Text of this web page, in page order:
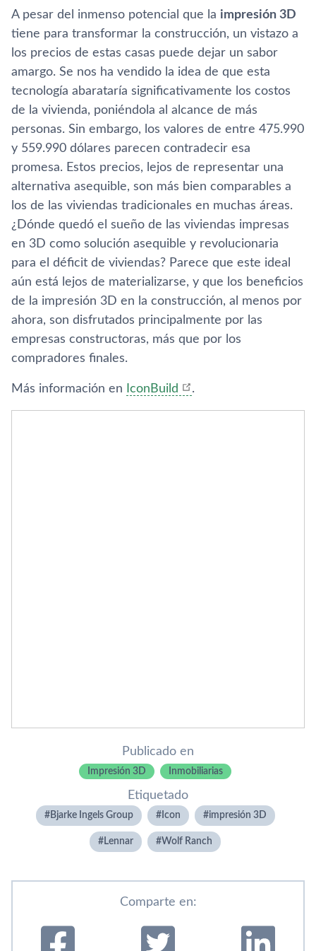
A pesar del inmenso potencial que la impresión 3D
tiene para transformar la construcción, un vistazo a
los precios de estas casas puede dejar un sabor
amargo. Se nos ha vendido la idea de que esta
tecnología abarataría significativamente los costos
de la vivienda, poniéndola al alcance de más
personas. Sin embargo, los valores de entre 475.990
y 559.990 dólares parecen contradecir esa
promesa. Estos precios, lejos de representar una
alternativa asequible, son más bien comparables a
los de las viviendas tradicionales en muchas áreas.
¿Dónde quedó el sueño de las viviendas impresas
en 3D como solución asequible y revolucionaria
para el déficit de viviendas? Parece que este ideal
aún está lejos de materializarse, y que los beneficios
de la impresión 3D en la construcción, al menos por
ahora, son disfrutados principalmente por las
empresas constructoras, más que por los
compradores finales.
Más información en IconBuild .
Publicado en
Impresión 3D Inmobiliarias
Etiquetado
Bjarke Ingels Group Icon impresión 3D
Lennar Wolf Ranch
Comparte en: